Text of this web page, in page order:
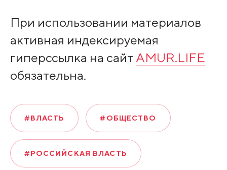
При использовании материалов
активная индексируемая
гиперссылка на сайт AMUR.LIFE
обязательна.
#ВЛАСТЬ #ОБЩЕСТВО
#РОССИЙСКАЯ ВЛАСТЬ